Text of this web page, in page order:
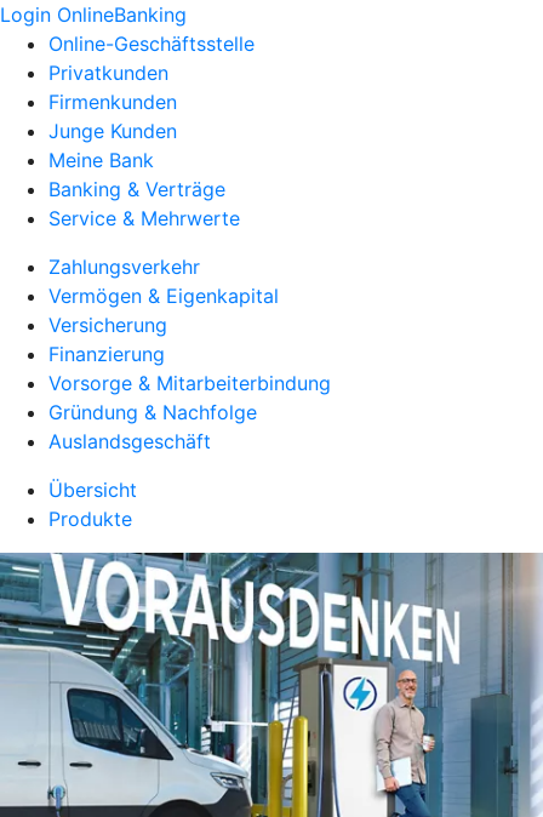
Login OnlineBanking
Online-Geschäftsstelle
Privatkunden
Firmenkunden
Junge Kunden
Meine Bank
Banking & Verträge
Service & Mehrwerte
Zahlungsverkehr
Vermögen & Eigenkapital
Versicherung
Finanzierung
Vorsorge & Mitarbeiterbindung
Gründung & Nachfolge
Auslandsgeschäft
Übersicht
Produkte